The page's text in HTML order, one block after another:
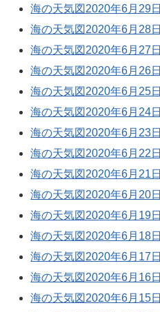
海の天気図2020年6月29日
海の天気図2020年6月28日
海の天気図2020年6月27日
海の天気図2020年6月26日
海の天気図2020年6月25日
海の天気図2020年6月24日
海の天気図2020年6月23日
海の天気図2020年6月22日
海の天気図2020年6月21日
海の天気図2020年6月20日
海の天気図2020年6月19日
海の天気図2020年6月18日
海の天気図2020年6月17日
海の天気図2020年6月16日
海の天気図2020年6月15日